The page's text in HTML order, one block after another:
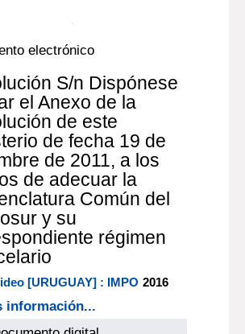
digital
electrónico
S/n Dispónese
el Anexo de la
de este
de fecha 19 de
de 2011, a los
de adecuar la
Común del
y su
régimen